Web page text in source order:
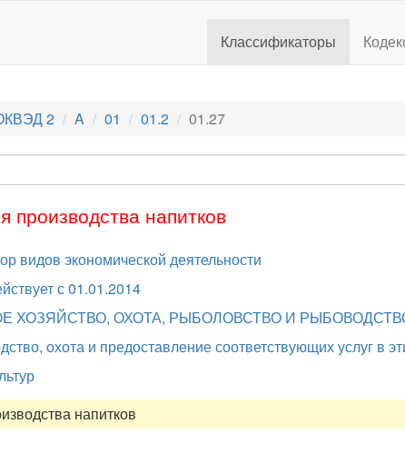
Классификаторы
2 A 01 01.2 01.27
напитков
видов экономической деятельности
с 01.01.2014
ХОЗЯЙСТВО, ОХОТА, РЫБОЛОВСТВО И
охота и предоставление соответствующих услуг в
напитков